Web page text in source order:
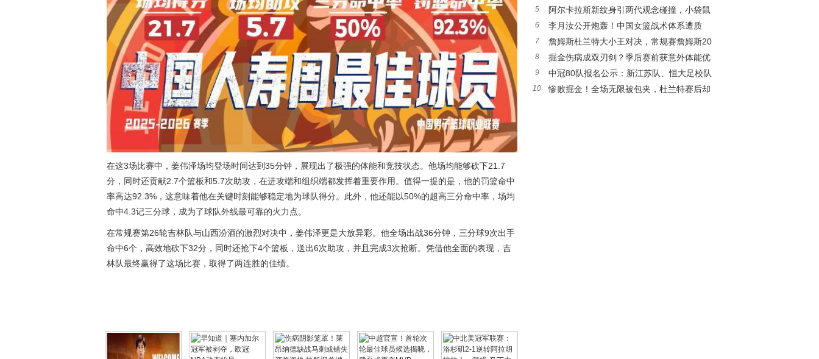
在这3场比赛中，姜伟泽场均登场时间达到35分钟，展现出了极强的体能和竞技状态。他场均能够砍下21.7
分，同时还贡献2.7个篮板和5.7次助攻，在进攻端和组织端都发挥着重要作用。值得一提的是，他的罚篮命中
率高达92.3%，这意味着他在关键时刻能够稳定地为球队得分。此外，他还能以50%的超高三分命中率，场均
命中4.3记三分球，成为了球队外线最可靠的火力点。
在常规赛第26轮吉林队与山西汾酒的激烈对决中，姜伟泽更是大放异彩。他全场出战36分钟，三分球9次出手
命中6个，高效地砍下32分，同时还抢下4个篮板，送出6次助攻，并且完成3次抢断。凭借他全面的表现，吉
林队最终赢得了这场比赛，取得了两连胜的佳绩。
加斯新王朝的资本博弈
5
阿尔卡拉斯新纹身引两代观念碰撞，小袋鼠
成荣耀新印记
6
李月汝公开炮轰！中国女篮战术体系遭质
疑，宫鲁鸣面临下课危机
7
詹姆斯杜兰特大小王对决，常规赛詹姆斯20
胜11负，季后赛谁更胜一筹？
8
掘金伤病成双刃剑？季后赛前获意外体能优
势成秘密武器
9
中冠80队报名公示：新江苏队、恒大足校队
等在列，安徽一队候补
10
惨败掘金！全场无限被包夹，杜兰特赛后却